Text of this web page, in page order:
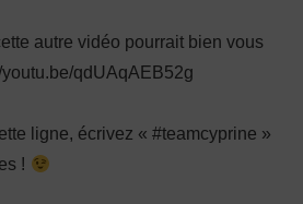
autre vidéo pourrait bien vous
youtu.be/qdUAqAEB52g
ligne, écrivez « #teamcyprine »
!